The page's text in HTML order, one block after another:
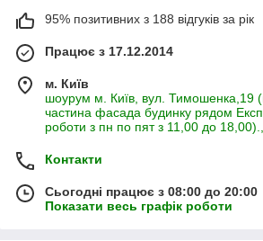
95% позитивних з 188 відгуків за рік
Працює з 17.12.2014
м. Київ
шоурум м. Київ, вул. Тимошенка,19
частина фасада будинку рядом
роботи з пн по пят з 11,00 до 18,00).,
Контакти
Сьогодні працює з 08:00 до 20:00
Показати весь графік роботи